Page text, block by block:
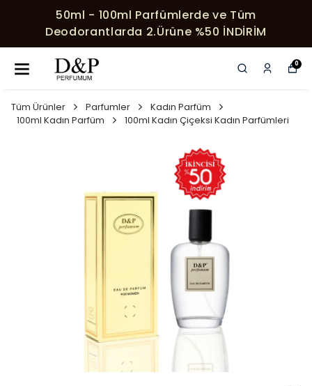
ve Tüm
%50 İNDİRİM
HER SIPARIŞE
0
Tüm Ürünler Parfumler
Kadın Parfüm
100ml Kadın Parfüm
100ml Kadın Çiçeksi Kadın Parfümleri